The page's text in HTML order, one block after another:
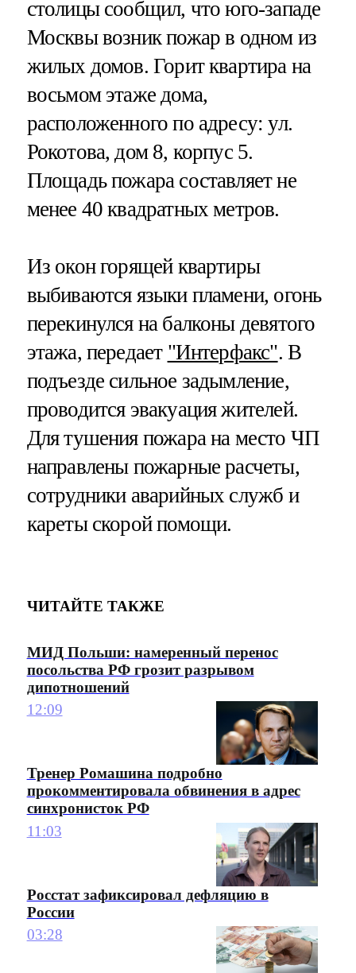
столицы сообщил, что юго-западе
Москвы возник пожар в одном из
жилых домов. Горит квартира на
восьмом этаже дома,
расположенного по адресу: ул.
Рокотова, дом 8, корпус 5.
Площадь пожара составляет не
менее 40 квадратных метров.
Из окон горящей квартиры
выбиваются языки пламени, огонь
перекинулся на балконы девятого
этажа, передает "Интерфакс". В
подъезде сильное задымление,
проводится эвакуация жителей.
Для тушения пожара на место ЧП
направлены пожарные расчеты,
сотрудники аварийных служб и
кареты скорой помощи.
ЧИТАЙТЕ ТАКЖЕ
МИД Польши: намеренный перенос
посольства РФ грозит разрывом
дипотношений
12:09
Тренер Ромашина подробно
прокомментировала обвинения в адрес
синхронисток РФ
11:03
Росстат зафиксировал дефляцию в
России
03:28